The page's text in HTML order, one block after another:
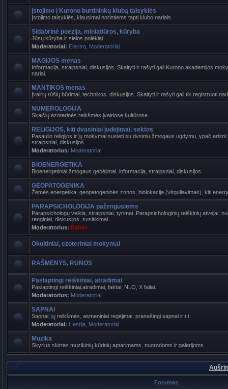
Įstojimo į Kurono burtininkų klubą taisyklės
Įstojimo taisyklės, klausimai norintiems tapti klubo nariais.
Sidabrinė poezija, miniatiūros, kūryba
Jūsų kūryba ir sielos polėkiai.
Moderatoriai: Electra Moderatoriai
MAGIJOS menas
Informacija, straipsniai, diskusijos. Skaityti ir rašyti gali Kurono akademijos
nariai.
MANTIKOS menas
Įvairių rūšių būrimai, technikos, diskusijos. Skaityti ir rašyti gali tik registruoti
NUMEROLOGIJA
Skaičių ezoterinės reikšmės įvairiose kultūrose
RELIGIJOS, kiti dvasiniai judėjimai, sektos
Pasaulio religijos ir jų mokymai susieti su dvsiniu žmogaus ugdymu, ypač
straipsniai, diskusijos.
Moderatorius: Moderatoriai
BIOENERGETIKA
Bioenergetiniai žmogaus gebėjimai, informacija, straipsniai, diskusijos.
GEOPATOGENIKA
Žemės energetika, geopatogeninės zonos, biolokacija (virguliavimas), kiti
PARAPSICHOLOGIJA pažengusiems
Parapsichologų veikla, straipsniai, tyrimai. Parapsichologinių reiškinių atvejai,
renginiai, diskusijos, susitikimai.
Moderatorius: Baltas
Okultiniai, ezoteriniai mokymai
RAŠMENYS, RUNOS
Paslaptingi reiškiniai, atradimai
Paslaptingi reiškiniai,atradimai, faktai, NLO, X failai.
Moderatorius: Moderatoriai
SAPNAI
Sapnai, jų reikšmės, asmeniniai regėjimai, pranašingi sapnai ir t.t.
Moderatoriai: Hestija Moderatoriai
Muzika
Skyrius skirtas muzikinių kūrinių aptarimams, nuorodoms ir galerijoms
Forumas